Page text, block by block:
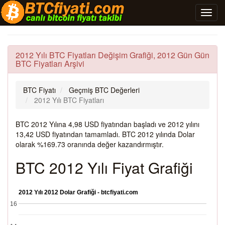
2012 Yılı BTC Fiyatları Değişim Grafiği, 2012 Gün Gün
BTC Fiyatları Arşivi
BTC Fiyatı
Geçmiş BTC Değerleri
2012 Yılı BTC Fiyatları
BTC 2012 Yılına 4,98 USD fiyatından başladı ve 2012 yılını
13,42 USD fiyatından tamamladı. BTC 2012 yılında Dolar
olarak %169.73 oranında değer kazandırmıştır.
BTC 2012 Yılı Fiyat Grafiği
2012 Yılı 2012 Dolar Grafiği - btcfiyati.com
16